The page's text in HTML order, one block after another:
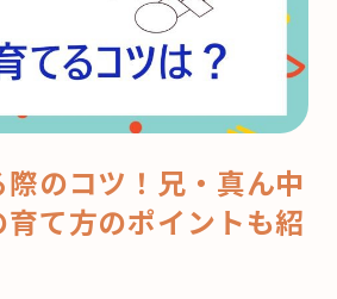
のコツ！兄・真ん中
て方のポイントも紹